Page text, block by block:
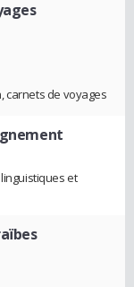
carnets de voyages
et